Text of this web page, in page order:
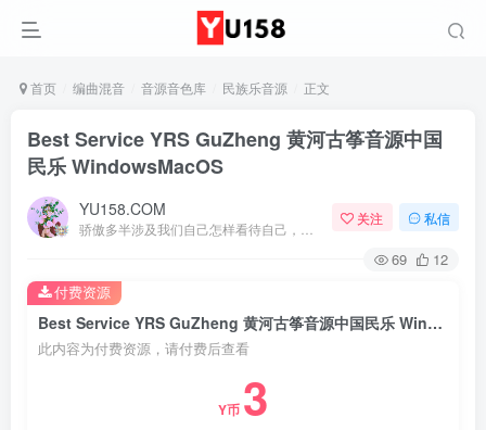
首页 编曲混音 音源音色库 民族乐音源 正文
Best Service YRS GuZheng 黄河古筝音源中国
民乐 WindowsMacOS
YU158.COM 关注 私信
69 12
Best Service YRS GuZheng 黄河古筝音源中国民乐 WindowsMacOS
此内容为付费资源，请付费后查看
Y币 3
付费资源